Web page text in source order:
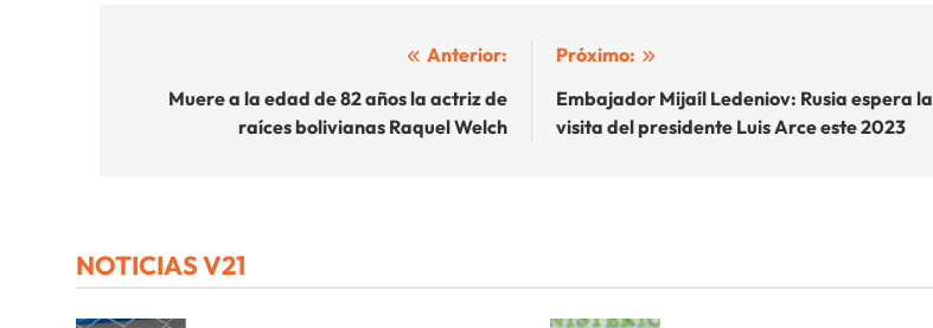
entradas
Anterior:
Muere a la edad de 82 años la actriz de
raíces bolivianas Raquel Welch
Próximo:
Embajador Mijaíl Ledeniov: Rusia espera la
visita del presidente Luis Arce este 2023
NOTICIAS V21